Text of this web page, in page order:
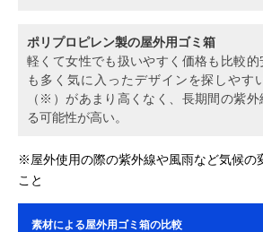
ポリプロピレン製の屋外用ゴミ箱
軽くて女性でも扱いやすく価格も比較
も多く気に入ったデザインを探しやす
（※）があまり高くなく、長期間の紫
る可能性が高い。
※屋外使用の際の紫外線や風雨など気候の
こと
素材による屋外用ゴミ箱の比較